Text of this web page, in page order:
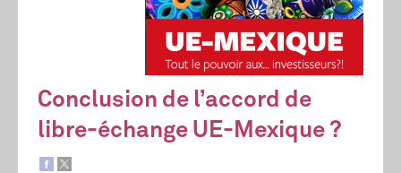
Conclusion de l’accord de
libre-échange UE-Mexique ?